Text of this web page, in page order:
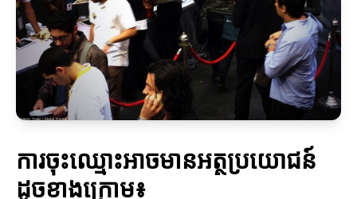
ការចុះឈ្មោះអាចមានអត្ថប្រយោជន៍
ដូចខាងក្រោម៖